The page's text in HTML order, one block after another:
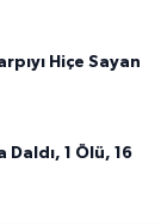
Hiçe Sayan
1 Ölü, 16